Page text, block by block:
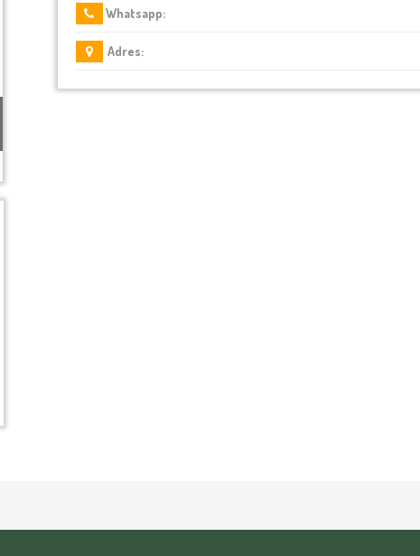
Whatsapp:
Adres: